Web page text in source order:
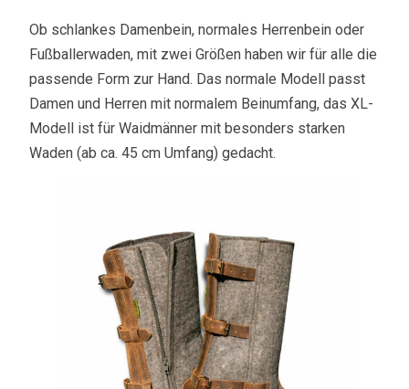
Ob schlankes Damenbein, normales Herrenbein oder
Fußballerwaden, mit zwei Größen haben wir für alle die
passende Form zur Hand. Das normale Modell passt
Damen und Herren mit normalem Beinumfang, das XL-
Modell ist für Waidmänner mit besonders starken
Waden (ab ca. 45 cm Umfang) gedacht.